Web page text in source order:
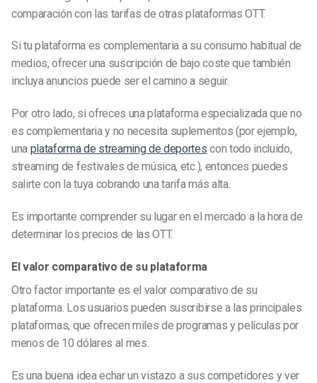
comparación con las tarifas de otras plataformas OTT.
Si tu plataforma es complementaria a su consumo habitual de
medios, ofrecer una suscripción de bajo coste que también
incluya anuncios puede ser el camino a seguir.
Por otro lado, si ofreces una plataforma especializada que no
es complementaria y no necesita suplementos (por ejemplo,
una plataforma de streaming de deportes con todo incluido,
streaming de festivales de música, etc.), entonces puedes
salirte con la tuya cobrando una tarifa más alta.
Es importante comprender su lugar en el mercado a la hora de
determinar los precios de las OTT.
El valor comparativo de su plataforma
Otro factor importante es el valor comparativo de su
plataforma. Los usuarios pueden suscribirse a las principales
plataformas, que ofrecen miles de programas y películas por
menos de 10 dólares al mes.
Es una buena idea echar un vistazo a sus competidores y ver